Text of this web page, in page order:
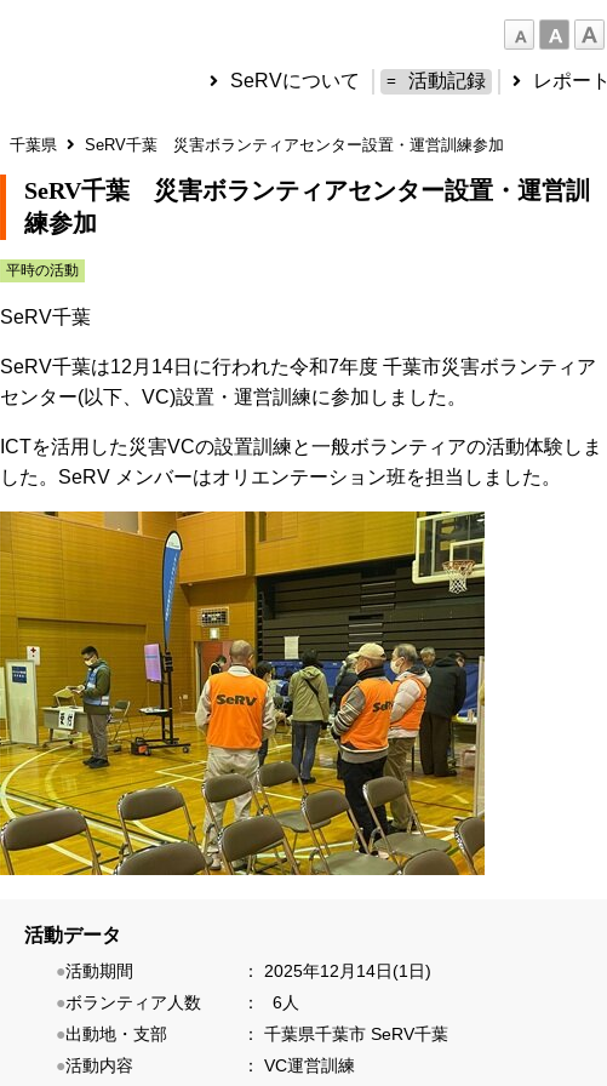
SeRVについて 活動記録 レポート
千葉県 SeRV千葉 災害ボランティアセンター設置・運営訓練参加
SeRV千葉 災害ボランティアセンター設置・運営訓
練参加
平時の活動
SeRV千葉
SeRV千葉は12月14日に行われた令和7年度 千葉市災害ボランティア
センター(以下、VC)設置・運営訓練に参加しました。
ICTを活用した災害VCの設置訓練と一般ボランティアの活動体験しま
した。SeRV メンバーはオリエンテーション班を担当しました。
活動データ
●活動期間 ：
2025年12月14日(1日)
●ボランティア人数 ：
6人
●出動地・支部 ： 千葉県千葉市 SeRV千葉
●活動内容 ： VC運営訓練